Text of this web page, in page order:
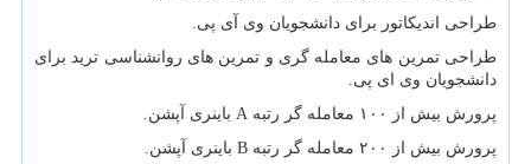
طراحی اندیکاتور برای دانشجویان وی آی پی.
طراحی تمرین های معامله گری و تمرین های روانشناسی ترید برای
دانشجویان وی ای پی.
پرورش بیش از ۱۰۰ معامله گر رتبه A باینری آپشن.
پرورش بیش از ۲۰۰ معامله گر رتبه B باینری آپشن.